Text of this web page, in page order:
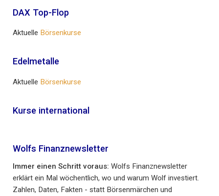
DAX Top-Flop
Aktuelle Börsenkurse
Edelmetalle
Aktuelle Börsenkurse
Kurse international
Wolfs Finanznewsletter
Immer einen Schritt voraus: Wolfs Finanznewsletter
erklärt ein Mal wöchentlich, wo und warum Wolf investiert.
Zahlen, Daten, Fakten - statt Börsenmärchen und